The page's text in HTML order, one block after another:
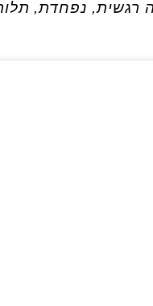
רגשית, נפחדת,